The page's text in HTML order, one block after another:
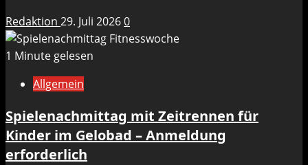
Redaktion 29. Juli 20260
1 Minute gelesen
Allgemein
Spielenachmittag mit Zeitrennen für
Kinder im Gelobad – Anmeldung
erforderlich